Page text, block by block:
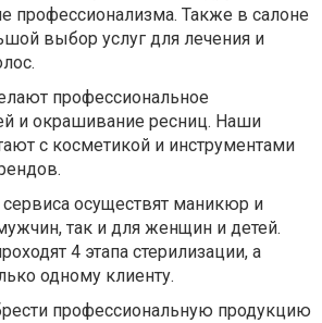
профессионализма. Также в салоне
выбор услуг для лечения и
профессиональное
и окрашивание ресниц. Наши
с косметикой и инструментами
сервиса осуществят маникюр и
так и для женщин и детей.
4 этапа стерилизации, а
одному клиенту.
профессиональную продукцию